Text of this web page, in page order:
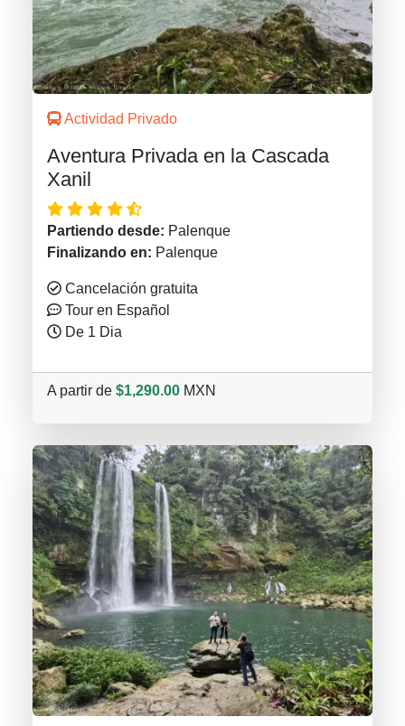
Actividad Privado
Aventura Privada en la Cascada
Xanil
Partiendo desde: Palenque
Finalizando en: Palenque
Cancelación gratuita
Tour en Español
De 1 Dia
A partir de $1,290.00 MXN